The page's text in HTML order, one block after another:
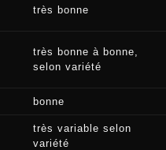
très bonne
très bonne à bonne,
selon variété
bonne
très variable selon
variété